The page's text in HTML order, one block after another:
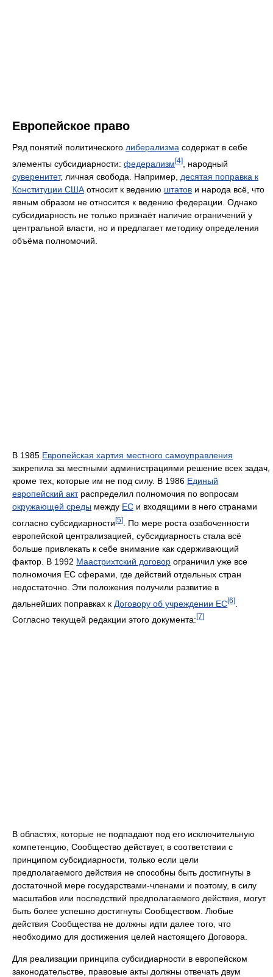
Европейское право
Ряд понятий политического либерализма содержат в себе
элементы субсидиарности: федерализм [4]
, народный
суверенитет, личная свобода. Например, десятая поправка к
Конституции США относит к ведению штатов и народа всё, что
явным образом не относится к ведению федерации. Однако
субсидиарность не только признаёт наличие ограничений у
центральной власти, но и предлагает методику определения
объёма полномочий.
В 1985 Европейская хартия местного самоуправления
закрепила за местными администрациями решение всех задач,
кроме тех, которые им не под силу. В 1986 Единый
европейский актраспределил полномочия по вопросам
окружающей среды между ЕС и входящими в него странами
согласно субсидиарности[5]
. По мере роста озабоченности
европейской централизацией, субсидиарность стала всё
больше привлекать к себе внимание как сдерживающий
фактор. В 1992 Маастрихтский договор ограничил уже все
полномочия ЕС сферами, где действий отдельных стран
недостаточно. Эти положения получили развитие в
дальнейших поправках к Договору об учреждении ЕС[6]
Согласно текущей редакции этого документа: [7]
В областях, которые не подпадают под его исключительную
компетенцию, Сообщество действует, в соответствии с
принципом субсидиарности, только если цели
предполагаемого действия не способны быть достигнуты в
достаточной мере государствами-членами и поэтому, в силу
масштабов или последствий предполагаемого действия, могут
быть более успешно достигнуты Сообществом. Любые
действия Сообщества не должны идти далее того, что
необходимо для достижения целей настоящего Договора.
Для реализации принципа субсидиарности в европейском
законодательстве, правовые акты должны отвечать двум